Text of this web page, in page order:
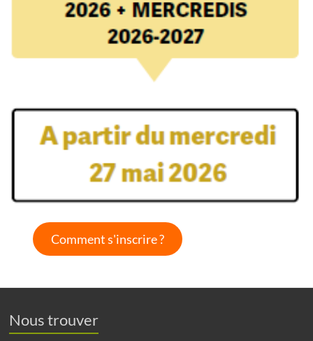
Comment s'inscrire ?
Nous trouver